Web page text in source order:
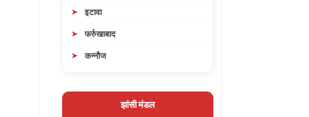
इटावा
फर्रुखाबाद
कन्नौज
झांसी मंडल